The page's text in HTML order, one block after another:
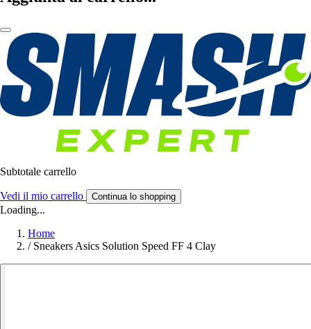
Subtotale carrello
Vedi il mio carrello Continua lo shopping
Loading...
Home
/ Sneakers Asics Solution Speed FF 4 Clay